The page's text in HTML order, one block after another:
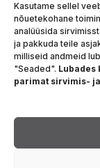
Kasutame sellel
nõuetekohane
analüüsida
ja pakkuda teile
milliseid andmeid
"Seaded". Lubades
parimat sirvimis-
Kaupade
Kaupade
Tingimused ja
Meie kohta
Keel